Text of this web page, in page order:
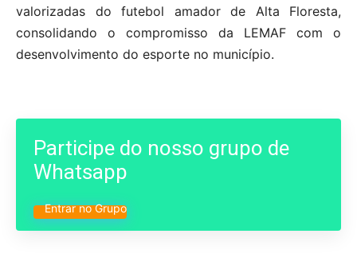
valorizadas do futebol amador de Alta Floresta,
consolidando o compromisso da LEMAF com o
desenvolvimento do esporte no município.
Participe do nosso grupo de
Whatsapp
Entrar no Grupo